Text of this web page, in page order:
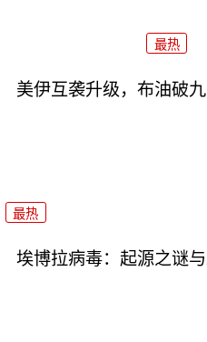
最热
美伊互袭升级，布油破
最热
埃博拉病毒：起源之谜